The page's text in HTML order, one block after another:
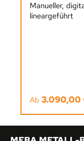
Manueller,
lineargeführt
Regulärer Preis:
Ab 3.090,00